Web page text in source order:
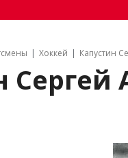
Хоккей Капустин
Сергей